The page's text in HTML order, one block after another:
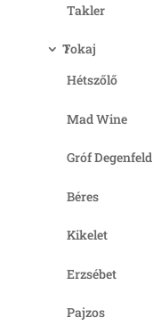
Takler
Tokaj
Hétszőlő
Mad Wine
Gróf Degenfeld
Béres
Kikelet
Erzsébet
Pajzos